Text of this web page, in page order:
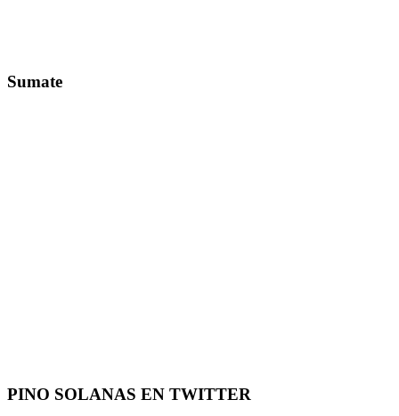
Sumate
PINO SOLANAS EN TWITTER